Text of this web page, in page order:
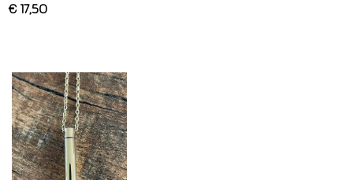
€ 17,50